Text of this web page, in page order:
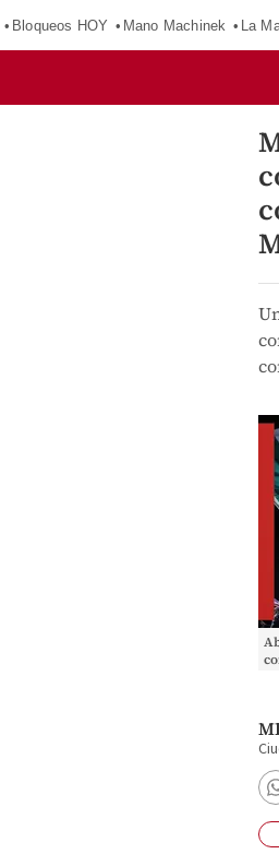
Bloqueos HOY Mano Machinek La